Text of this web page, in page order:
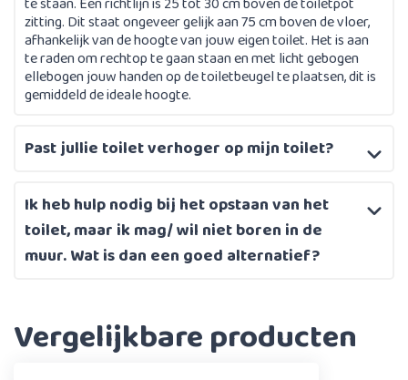
zitting. Dit staat ongeveer gelijk aan 75 cm boven de vloer,
afhankelijk van de hoogte van jouw eigen toilet. Het is aan
te raden om rechtop te gaan staan en met licht gebogen
ellebogen jouw handen op de toiletbeugel te plaatsen, dit is
gemiddeld de ideale hoogte.
Past jullie toilet verhoger op mijn toilet?
Ik heb hulp nodig bij het opstaan van het
toilet, maar ik mag/ wil niet boren in de
muur. Wat is dan een goed alternatief?
Vergelijkbare producten